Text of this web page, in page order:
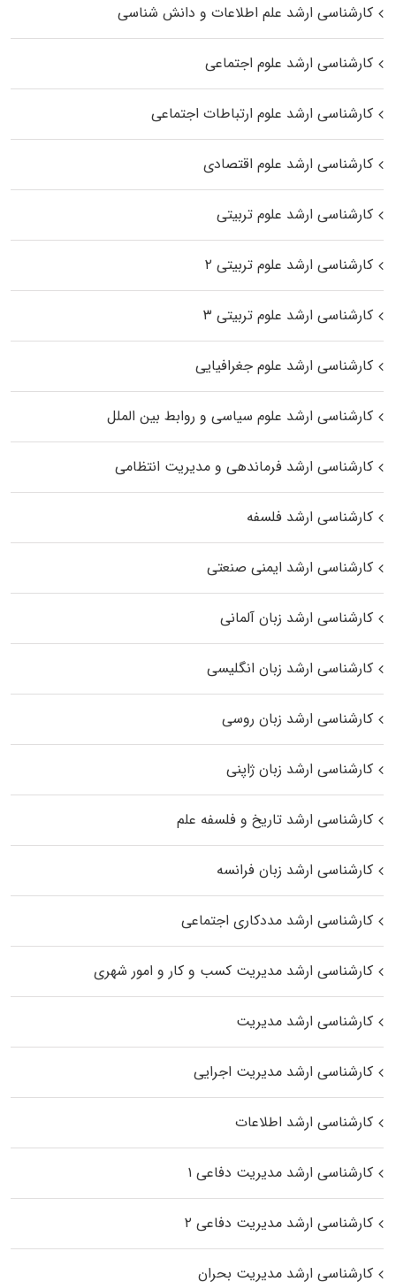
کارشناسی ارشد علم اطلاعات و دانش شناسی
کارشناسی ارشد علوم اجتماعی
کارشناسی ارشد علوم ارتباطات اجتماعی
کارشناسی ارشد علوم اقتصادی
کارشناسی ارشد علوم تربیتی
کارشناسی ارشد علوم تربیتی ۲
کارشناسی ارشد علوم تربیتی ۳
کارشناسی ارشد علوم جغرافیایی
کارشناسی ارشد علوم سیاسی و روابط بین الملل
کارشناسی ارشد فرماندهی و مدیریت انتظامی
کارشناسی ارشد فلسفه
کارشناسی ارشد ایمنی صنعتی
کارشناسی ارشد زبان آلمانی
کارشناسی ارشد زبان انگلیسی
کارشناسی ارشد زبان روسی
کارشناسی ارشد زبان ژاپنی
کارشناسی ارشد تاریخ و فلسفه علم
کارشناسی ارشد زبان فرانسه
کارشناسی ارشد مددکاری اجتماعی
کارشناسی ارشد مدیریت کسب و کار و امور شهری
کارشناسی ارشد مدیریت
کارشناسی ارشد مدیریت اجرایی
کارشناسی ارشد اطلاعات
کارشناسی ارشد مدیریت دفاعی ۱
کارشناسی ارشد مدیریت دفاعی ۲
کارشناسی ارشد مدیریت بحران